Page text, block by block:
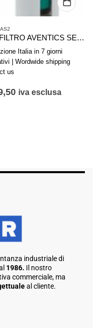
PREFILTRO AVENTICS SERIE AS2-FLP R412006019
Italia in 7 giorni
| Wordwide shipping
us
iva esclusa
industriale di
1986. Il nostro
commerciale, ma
al cliente.